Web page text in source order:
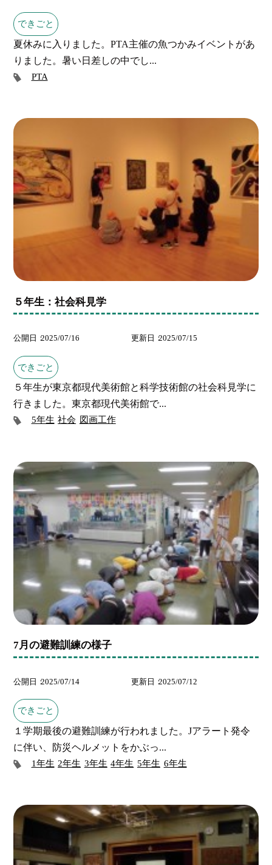
できごと
夏休みに入りました。PTA主催の魚つかみイベントがあ
りました。暑い日差しの中でし...
PTA
５年生：社会科見学
公開日 2025/07/16 更新日 2025/07/15
できごと
５年生が東京都現代美術館と科学技術館の社会科見学に
行きました。東京都現代美術館で...
5年生 社会 図画工作
7月の避難訓練の様子
公開日 2025/07/14 更新日 2025/07/12
できごと
１学期最後の避難訓練が行われました。Jアラート発令
に伴い、防災ヘルメットをかぶっ...
1年生 2年生 3年生 4年生 5年生 6年生